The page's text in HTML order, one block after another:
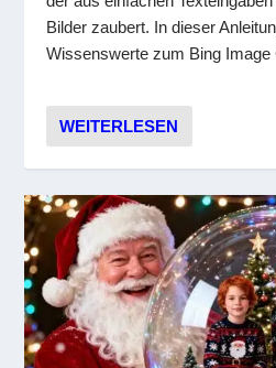
Bilder zaubert. In dieser
Wissenswerte zum Bing Image
WEITERLESEN